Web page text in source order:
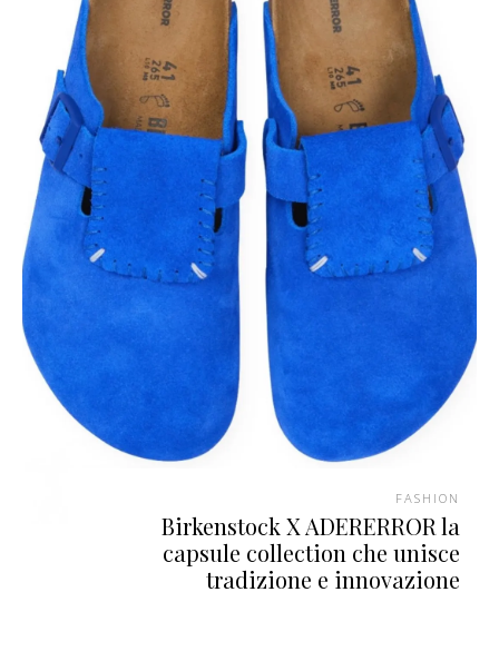
FASHION
Birkenstock X ADERERROR la
capsule collection che unisce
tradizione e innovazione